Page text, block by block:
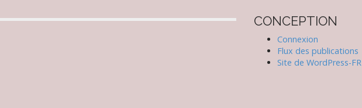
CONCEPTION
Connexion
Flux des publications
Site de WordPress-FR